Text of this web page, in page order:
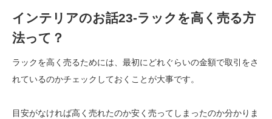
インテリアのお話23-ラックを高く売る方
法って？
ラックを高く売るためには、最初にどれぐらいの金額で取引をさ
れているのかチェックしておくことが大事です。
目安がなければ高く売れたのか安く売ってしまったのか分かりま